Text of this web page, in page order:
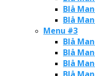
Blå
Blå
Menu #3
Blå
Blå
Blå